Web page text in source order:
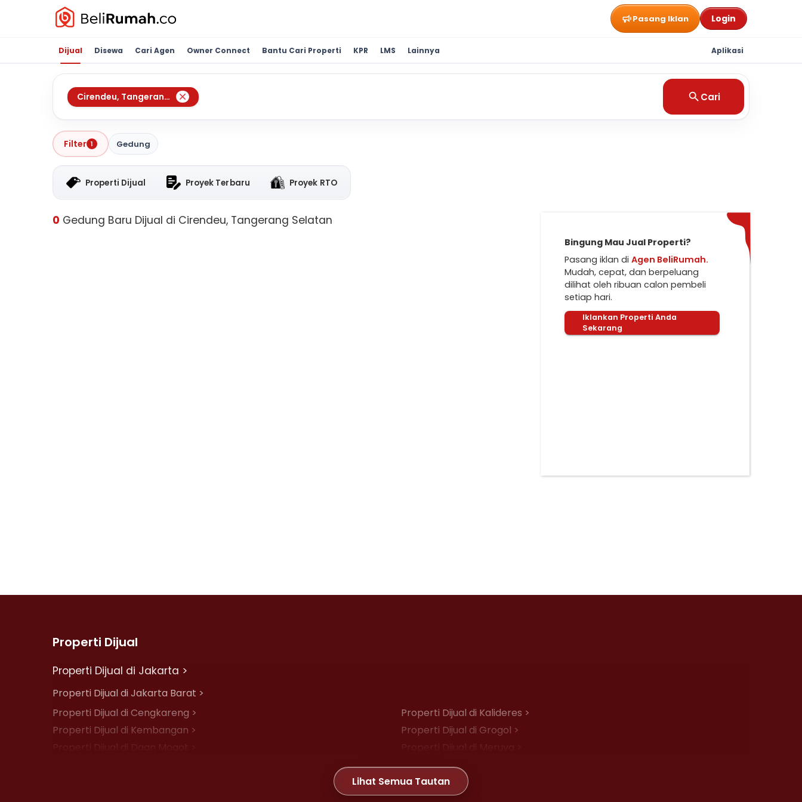
Pasang Iklan Login
Dijual Disewa Cari Agen Owner Connect Bantu Cari Properti KPR LMS Lainnya Aplikasi
Cirendeu, Tangerang Selatan Cari
Filter 1 Gedung
Properti Dijual Proyek Terbaru Proyek RTO
0 Gedung Baru Dijual di Cirendeu, Tangerang Selatan
Bingung Mau Jual Properti?
Pasang iklan di Agen BeliRumah.
Mudah, cepat, dan berpeluang
dilihat oleh ribuan calon pembeli
setiap hari.
Iklankan Properti Anda
Sekarang
Properti Dijual
Properti Dijual di Jakarta >
Properti Dijual di Jakarta Barat >
Properti Dijual di Cengkareng >
Properti Dijual di Kalideres >
Properti Dijual di Kembangan >
Properti Dijual di Grogol >
Properti Dijual di Daan Mogot >
Properti Dijual di Meruya >
Properti Dijual di Joglo >
Lihat Semua Tautan